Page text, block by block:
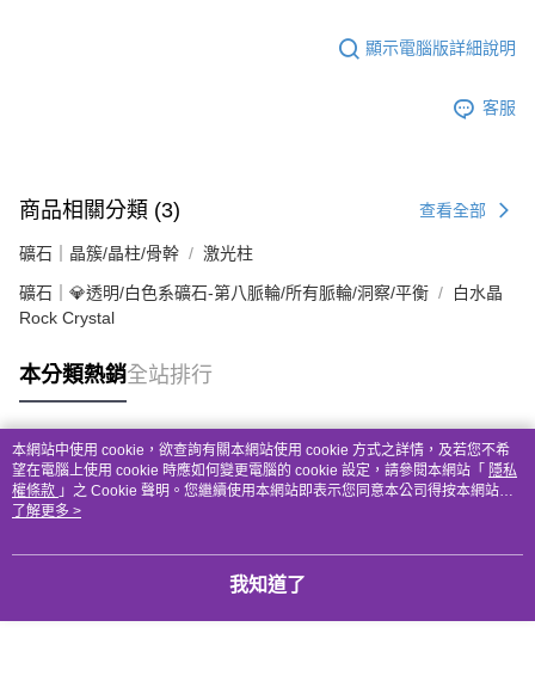
顯示電腦版詳細說明
客服
商品相關分類 (3) 查看全部
礦石｜晶簇/晶柱/骨幹 激光柱
礦石｜💎透明/白色系礦石-第八脈輪/所有脈輪/洞察/平衡
白水晶
Rock Crystal
本分類熱銷全站排行
熱門標籤
本網站中使用 cookie，欲查詢有關本網站使用 cookie 方式之詳情，及若您不希
望在電腦上使用 cookie 時應如何變更電腦的 cookie 設定，請參閱本網站「 隱私
權條款 」之 Cookie 聲明。您繼續使用本網站即表示您同意本公司得按本網站使
用條款之 Cookie 聲明使用 cookie。
了解更多 >
我知道了